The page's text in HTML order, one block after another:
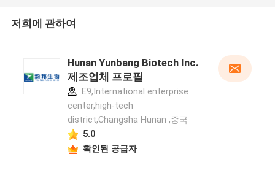
저희에 관하여
Hunan Yunbang Biotech Inc.
제조업체 프로필
E9,International enterprise
center,high-tech
district,Changsha Hunan ,중국
5.0
확인된 공급자